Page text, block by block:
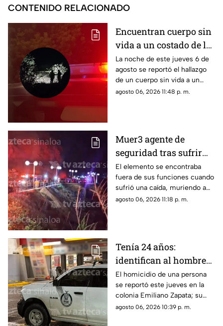
CONTENIDO RELACIONADO
Encuentran cuerpo sin
vida a un costado de la
carretera Culiacán-
Eldorado, en Costa Rica
La noche de este jueves 6 de
agosto se reportó el hallazgo
de un cuerpo sin vida a un
costado de la carretera: estaba
agosto 06, 2026 11:48 p. m.
Muer3 agente de
seguridad tras sufrir
caíd4 desde el Paseo
del Centenario, en
Mazatlán
El elemento se encontraba
fuera de sus funciones cuando
sufrió una caída, muriendo a
causa de múltiples golpes
agosto 06, 2026 11:18 p. m.
Tenía 24 años:
identifican al hombre
as3sin4do en tienda de
conveniencia al sur de
Culiacán
El homicidio de una persona
se reportó este jueves en la
colonia Emiliano Zapata; su
cuerpo quedó justo en la
agosto 06, 2026 10:39 p. m.